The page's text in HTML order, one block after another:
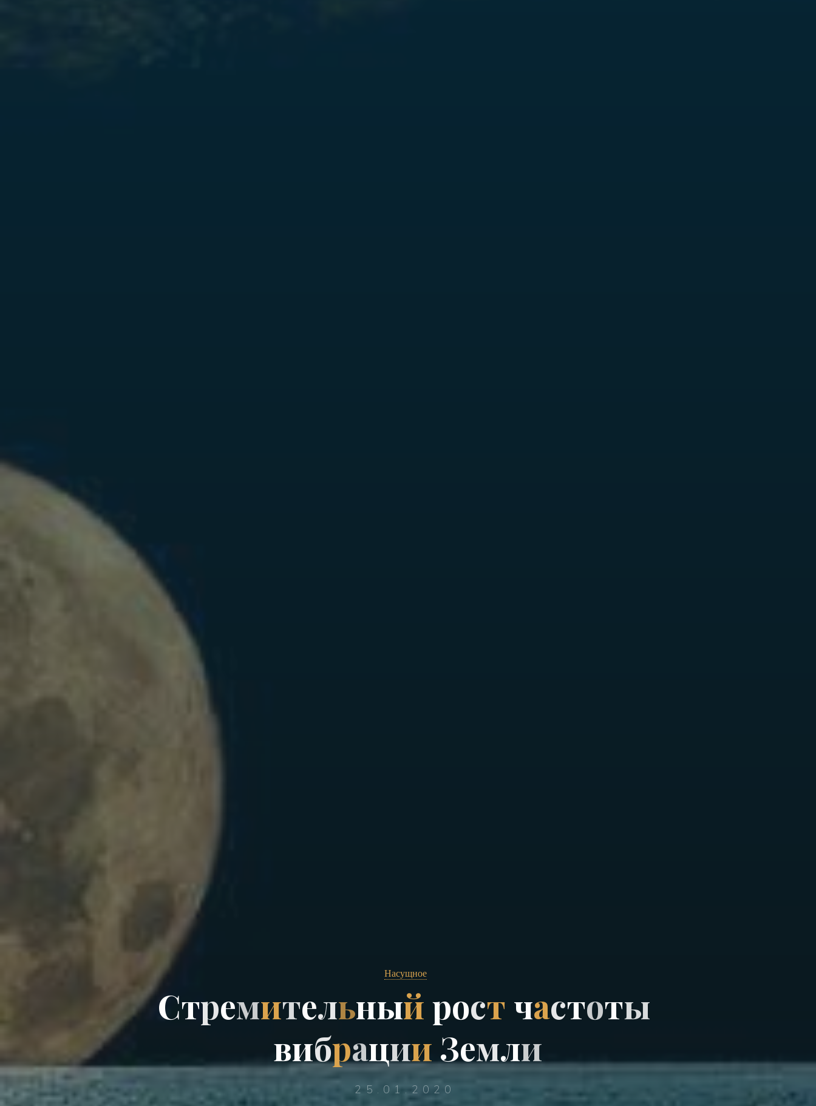
Насущное
Стремительн
ныйрос
ст частоты
в
виб
брации Земли
25.01.2020